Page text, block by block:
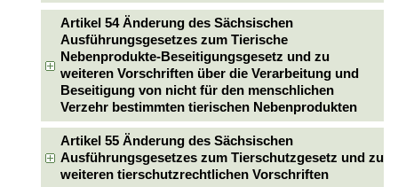
Artikel 54 Änderung des Sächsischen
Ausführungsgesetzes zum Tierische
Nebenprodukte-Beseitigungsgesetz und zu
weiteren Vorschriften über die Verarbeitung und
Beseitigung von nicht für den menschlichen
Verzehr bestimmten tierischen Nebenprodukten
Artikel 55 Änderung des Sächsischen
Ausführungsgesetzes zum Tierschutzgesetz und zu
weiteren tierschutzrechtlichen Vorschriften